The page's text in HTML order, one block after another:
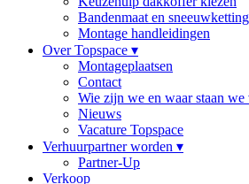
Bandenmaat en sneeuwketting
Montage handleidingen
Over Topspace ▾
Montageplaatsen
Contact
Wie zijn we en waar staan we
Nieuws
Vacature Topspace
Verhuurpartner worden ▾
Partner-Up
Verkoop